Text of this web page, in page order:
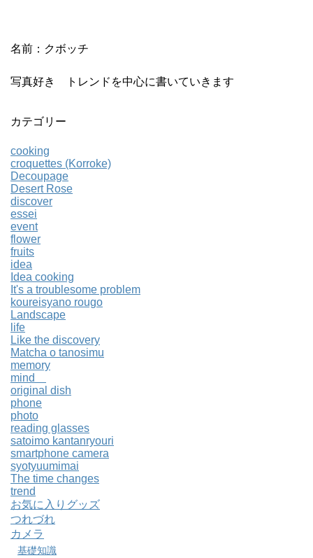
名前：クボッチ
写真好き トレンドを中心に書いていきます
カテゴリー
cooking
croquettes (Korroke)
Decoupage
Desert Rose
discover
essei
event
flower
fruits
idea
Idea cooking
It's a troublesome problem
koureisyano rougo
Landscape
life
Like the discovery
Matcha o tanosimu
memory
mind
original dish
phone
photo
reading glasses
satoimo kantanryouri
smartphone camera
syotyuumimai
The time changes
trend
お気に入りグッズ
つれづれ
カメラ
基礎知識